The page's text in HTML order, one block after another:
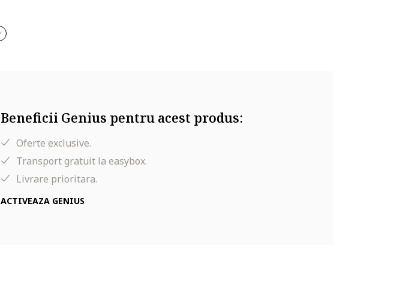
Beneficii Genius pentru acest produs:
Oferte exclusive.
Transport gratuit la easybox.
Livrare prioritara.
ACTIVEAZA GENIUS